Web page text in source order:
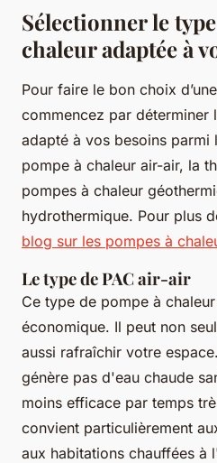
Sélectionner le
chaleur adaptée à
Pour faire le bon choix
commencez par déterminer
adapté à vos besoins parmi
pompe à chaleur air-air, la
pompes à chaleur
hydrothermique. Pour plus
blog sur les pompes à
Le type de PAC air-air
Ce type de pompe à
économique. Il peut non
aussi rafraîchir votre
génère pas d'eau chaude
moins efficace par temps
convient particulièrement
aux habitations chauffées à